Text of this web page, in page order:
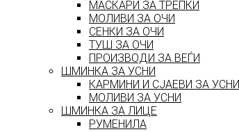
МАСКАРИ ЗА ТРЕПКИ
МОЛИВИ ЗА ОЧИ
СЕНКИ ЗА ОЧИ
ТУШ ЗА ОЧИ
ПРОИЗВОДИ ЗА ВЕЃИ
ШМИНКА ЗА УСНИ
КАРМИНИ И СЈАЕВИ ЗА УСНИ
МОЛИВИ ЗА УСНИ
ШМИНКА ЗА ЛИЦЕ
РУМЕНИЛА